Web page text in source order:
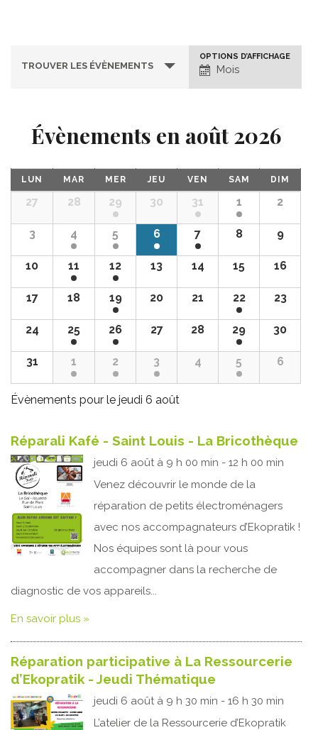
TROUVER LES ÉVÈNEMENTS
Navigation
par
des
évènements
OPTIONS D’AFFICHAGE
Mois
Évènements en août 2026
Navigation
par
Calendrier
mensuel
LUN MAR MER JEU VEN SAM DIM
27 28 29 30 31 1 2
3 4 5 6 7 8 9
10 11 12 13 14 15 16
17 18 19 20 21 22 23
24 25 26 27 28 29 30
31 1 2 3 4 5 6
Évènements pour le jeudi 6 août
Réparali Kafé - Saint Louis - La Bricothèque
jeudi 6 août à 9 h 00 min - 12 h 00 min
Venez découvrir le monde de la
réparation de petits électroménagers
avec nos accompagnateurs d’Ekopratik !
Nos équipes sont là pour vous
accompagner dans la recherche de
diagnostic de vos appareils...
En savoir plus »
Réparation participative à La Ressourcerie
d’Ekopratik - Jeudi Thématique
jeudi 6 août à 9 h 30 min - 16 h 30 min
L’atelier de la Ressourcerie d’Ekopratik